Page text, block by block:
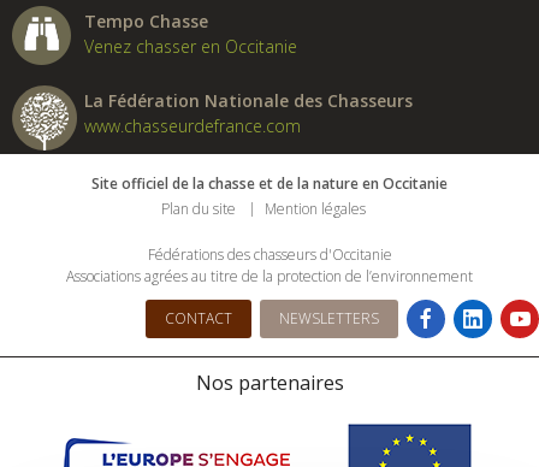
Tempo Chasse
Venez chasser en Occitanie
La Fédération Nationale des Chasseurs
www.chasseurdefrance.com
Site officiel de la chasse et de la nature en Occitanie
Plan du site
Mention légales
Fédérations des chasseurs d'Occitanie
Associations agrées au titre de la protection de l’environnement
CONTACT NEWSLETTERS
Nos partenaires